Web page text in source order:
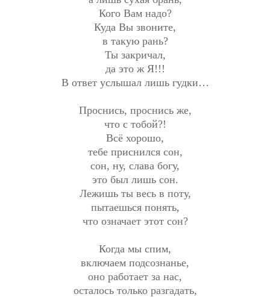
Кого Вам надо?
Куда Вы звоните,
в такую рань?
Ты закричал,
да это ж Я!!!
В ответ услышал лишь гудки…
Проснись, проснись же,
что с тобой?!
Всё хорошо,
тебе приснился сон,
сон, ну, слава богу,
это был лишь сон.
Лежишь ты весь в поту,
пытаешься понять,
что означает этот сон?
Когда мы спим,
включаем подсознанье,
оно работает за нас,
осталось только разгадать,